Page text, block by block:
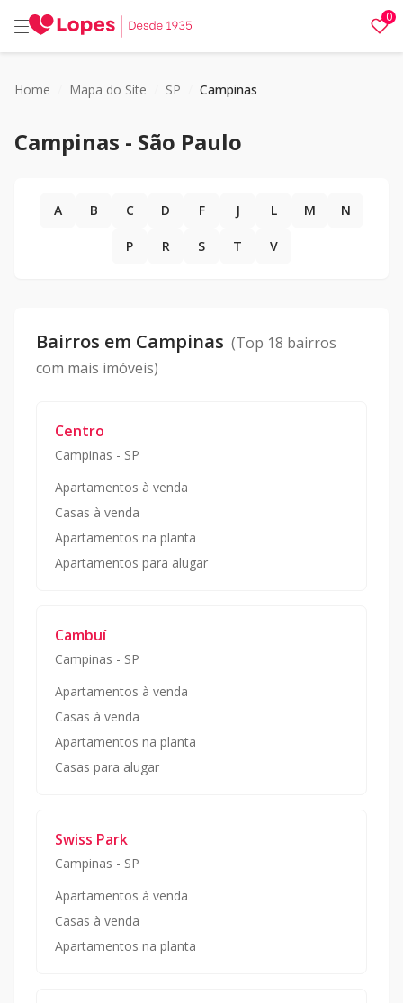
0
Home Mapa do Site SP Campinas
Campinas - São Paulo
A B C D F J L M N
P R S T V
Bairros em Campinas (Top 18 bairros
com mais imóveis)
Centro
Campinas - SP
Apartamentos à venda
Casas à venda
Apartamentos na planta
Apartamentos para alugar
Cambuí
Campinas - SP
Apartamentos à venda
Casas à venda
Apartamentos na planta
Casas para alugar
Swiss Park
Campinas - SP
Apartamentos à venda
Casas à venda
Apartamentos na planta